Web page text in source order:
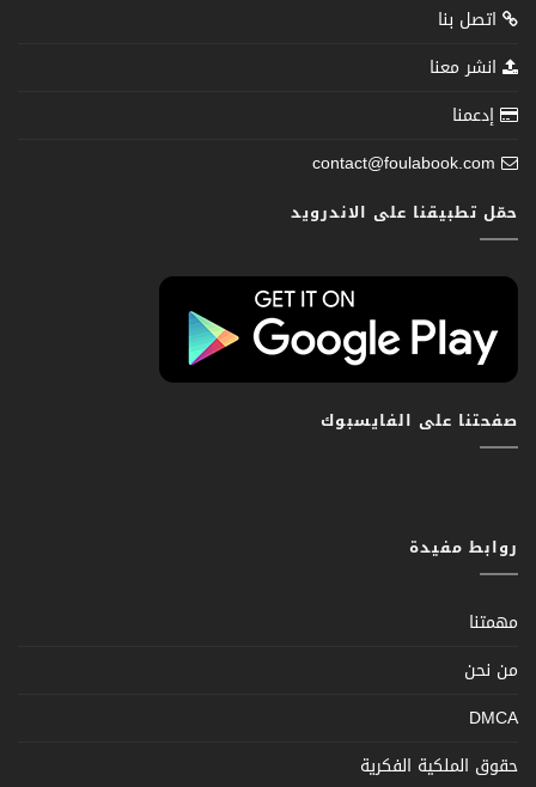
اتصل بنا
انشر معنا
إدعمنا
contact@foulabook.com
حمّل تطبيقنا على الاندرويد
صفحتنا على الفايسبوك
روابط مفيدة
مهمتنا
من نحن
DMCA
حقوق الملكية الفكرية